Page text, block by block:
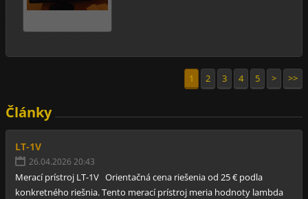
1 2 3 4 5 > >>
Články
LT-1V
26.04.2026 20:43
Merací prístroj LT-1V Orientačná cena riešenia od 25 € podla
konkretného riešnia. Tento merací prístroj meria hodnoty lambda